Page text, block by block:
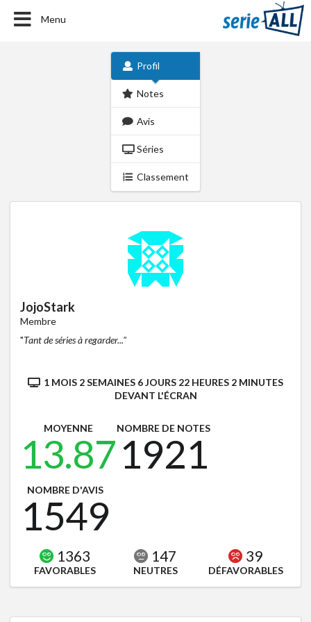
Menu
Profil
Notes
Avis
Séries
Classement
JojoStark
Membre
"Tant de séries à regarder..."
1 MOIS 2 SEMAINES 6 JOURS 22 HEURES 2 MINUTES
DEVANT L'ÉCRAN
MOYENNE
13.87
NOMBRE DE NOTES
1921
NOMBRE D'AVIS
1549
1363
FAVORABLES
147
NEUTRES
39
DÉFAVORABLES